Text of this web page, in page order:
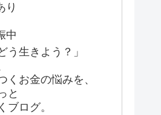
り
中
う生きよう？」
くお金の悩みを、
と
ブログ。